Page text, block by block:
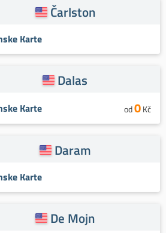
Čarlston
Karte
Dalas
Karte od0Kč
Daram
Karte
De Mojn